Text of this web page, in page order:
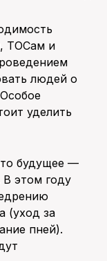
ТОСам и
людей о
уделить
будущее —
В этом году
(уход за
пней).